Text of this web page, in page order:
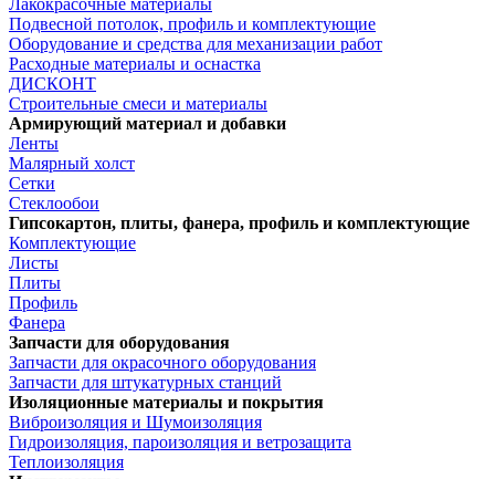
Лакокрасочные материалы
Подвесной потолок, профиль и комплектующие
Оборудование и средства для механизации работ
Расходные материалы и оснастка
ДИСКОНТ
Строительные смеси и материалы
Армирующий материал и добавки
Ленты
Малярный холст
Сетки
Стеклообои
Гипсокартон, плиты, фанера, профиль и комплектующие
Комплектующие
Листы
Плиты
Профиль
Фанера
Запчасти для оборудования
Запчасти для окрасочного оборудования
Запчасти для штукатурных станций
Изоляционные материалы и покрытия
Виброизоляция и Шумоизоляция
Гидроизоляция, пароизоляция и ветрозащита
Теплоизоляция